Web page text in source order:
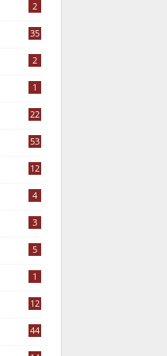
2
35
2
1
22
53
12
4
3
5
1
12
44